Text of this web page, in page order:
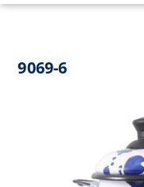
9069-6